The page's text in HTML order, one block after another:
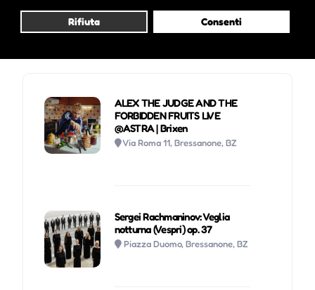
Rifiuta Consenti
ALEX THE JUDGE AND THE
FORBIDDEN FRUITS LIVE
@ASTRA | Brixen
Via Roma 11, Bressanone, BZ
Sergei Rachmaninov: Veglia
notturna (Vespri) op. 37
Piazza Duomo, Bressanone, BZ